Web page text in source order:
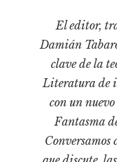
Literatura
Medioambiente
Narrativas visuales
Pensamiento
Pensamiento ilustrado
Personaje
El editor,
Damián
clave de la
Literatura de
con un
Fantasma
Conversamos